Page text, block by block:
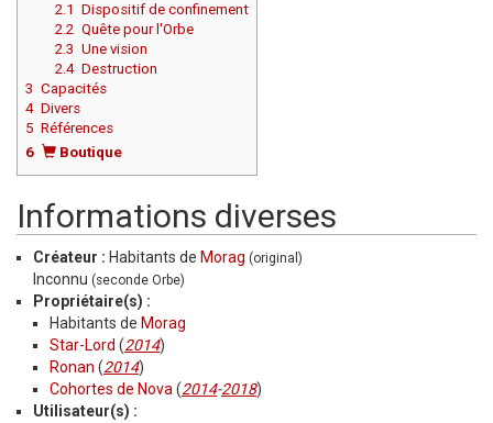
2.1 Dispositif de confinement
2.2 Quête pour l'Orbe
2.3 Une vision
2.4 Destruction
3 Capacités
4 Divers
5 Références
6
Boutique
Informations diverses
Créateur : Habitants de Morag (original)
Inconnu (seconde Orbe)
Propriétaire(s) :
Habitants de Morag
Star-Lord (2014)
Ronan (2014)
Cohortes de Nova(2014-2018)
Utilisateur(s) :